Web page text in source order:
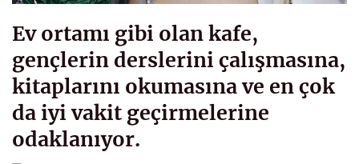
Ev ortamı gibi olan kafe,
gençlerin derslerini çalışmasına,
kitaplarını okumasına ve en çok
da iyi vakit geçirmelerine
odaklanıyor.